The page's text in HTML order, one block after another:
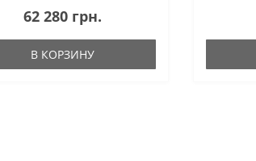
62 280 грн.
В КОРЗИНУ